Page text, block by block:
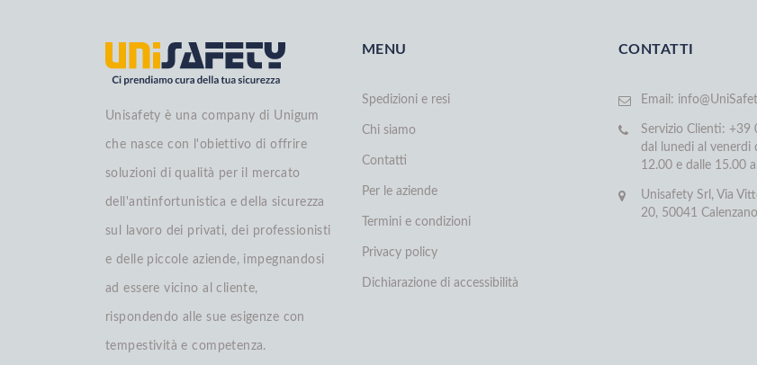
Unisafety è una company di Unigum
che nasce con l'obiettivo di offrire
soluzioni di qualità per il mercato
dell'antinfortunistica e della sicurezza
sul lavoro dei privati, dei professionisti
e delle piccole aziende, impegnandosi
ad essere vicino al cliente,
rispondendo alle sue esigenze con
tempestività e competenza.
MENU
Spedizioni e resi
Chi siamo
Contatti
Per le aziende
Termini e condizioni
Privacy policy
Dichiarazione di accessibilità
CONTATTI
Email:
Servizio Clienti: +39
dal lunedi al venerdi
12.00 e dalle 15.00
Unisafety Srl, Via
20, 50041 Calenzano